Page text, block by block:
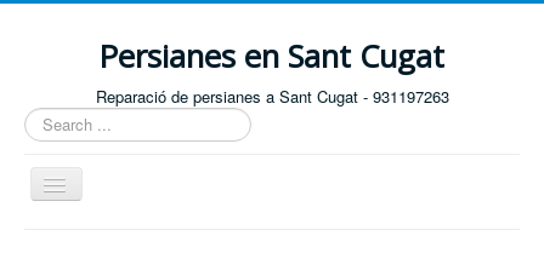
Persianes en Sant Cugat
Reparació de persianes a Sant Cugat - 931197263
Search
...
Toggle
Navigation